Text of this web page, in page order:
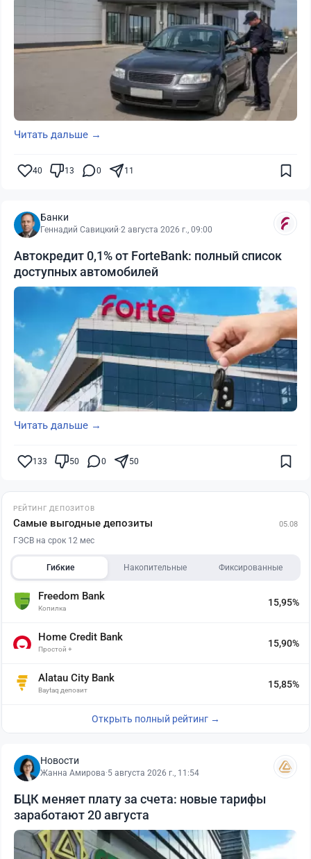
Читать дальше →
40 13 0 11
Банки
Геннадий Савицкий·2 августа 2026 г., 09:00
Автокредит 0,1% от ForteBank: полный список
доступных автомобилей
Читать дальше →
133 50 0 50
РЕЙТИНГ ДЕПОЗИТОВ
Самые выгодные депозиты 05.08
ГЭСВ на срок 12 мес
Гибкие Накопительные Фиксированные
Freedom Bank
Копилка
15,95%
Home Credit Bank
Простой +
15,90%
Alatau City Bank
Baytaq депозит
15,85%
Открыть полный рейтинг →
Новости
Жанна Амирова·5 августа 2026 г., 11:54
БЦК меняет плату за счета: новые тарифы
заработают 20 августа